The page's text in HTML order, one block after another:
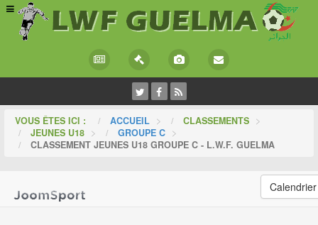
VOUS ÊTES ICI : ACCUEIL > CLASSEMENTS >
JEUNES U18 > GROUPE C >
CLASSEMENT JEUNES U18 GROUPE C - L.W.F. GUELMA
Calendrier